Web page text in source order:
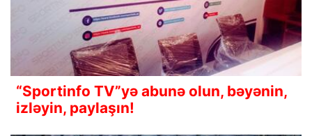
“Sportinfo TV”yə abunə olun, bəyənin,
izləyin, paylaşın!